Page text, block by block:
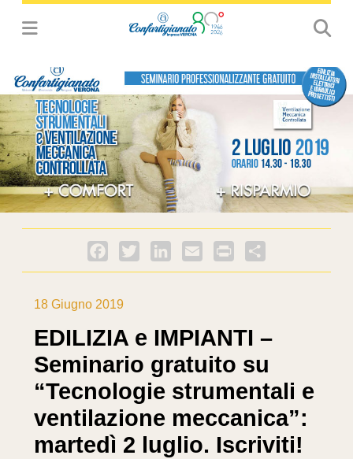
Facebook
Twitter LinkedInEmail PrintFriendly
18 Giugno 2019
EDILIZIA e IMPIANTI –
Seminario gratuito su
“Tecnologie strumentali e
ventilazione meccanica”:
martedì 2 luglio. Iscriviti!